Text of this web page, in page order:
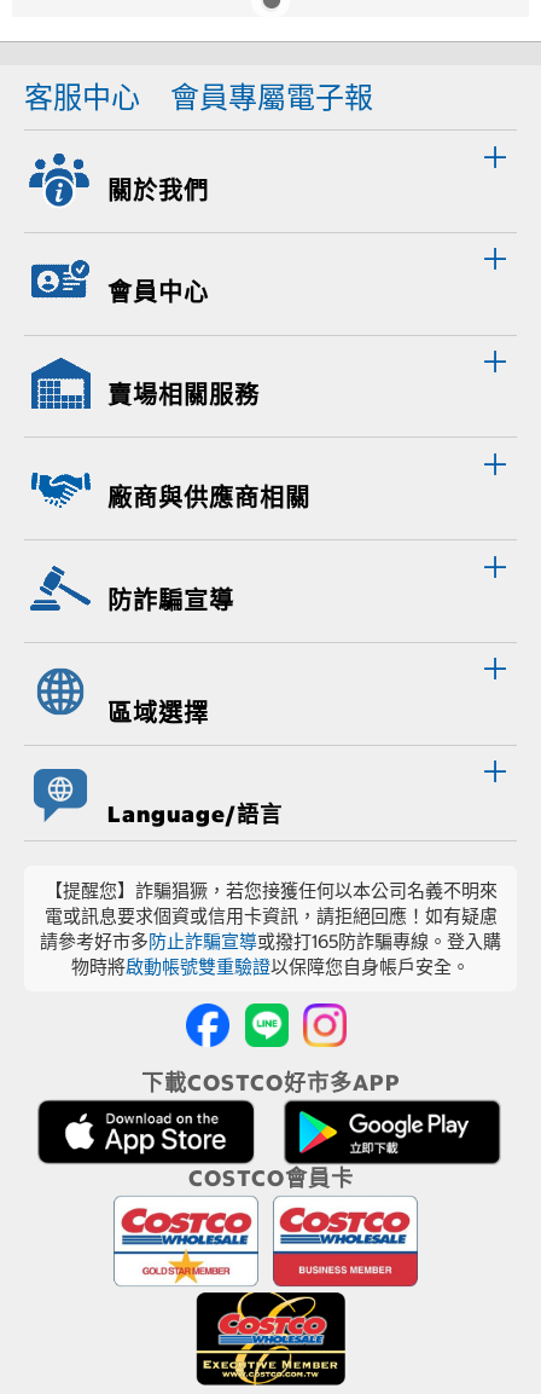
客服中心 會員專屬電子報
關於我們
會員中心
賣場相關服務
廠商與供應商相關
防詐騙宣導
區域選擇
Language/語言
【提醒您】詐騙猖獗，若您接獲任何以本公司名義不明來
電或訊息要求個資或信用卡資訊，請拒絕回應！如有疑慮
請參考好市多防止詐騙宣導或撥打165防詐騙專線。登入購
物時將啟動帳號雙重驗證以保障您自身帳戶安全。
下載COSTCO好市多APP
COSTCO會員卡